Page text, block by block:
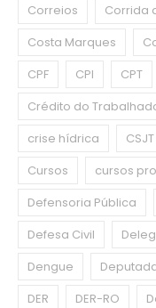
Correios
Corrida
Costa Marques
CPF
CPI CPT
Crédito do
crise hídrica
CSJT
Cursos
cursos
Defensoria Pública
Defesa Civil
Dengue
DER
DER-RO